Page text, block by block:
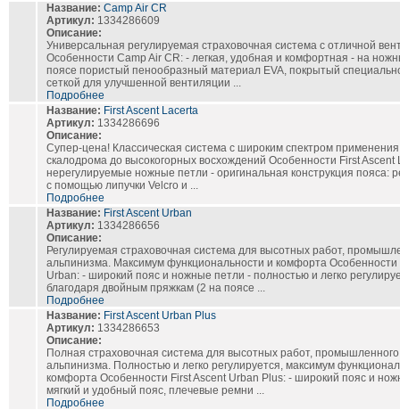
Название: Camp Air CR
Артикул: 1334286609
Описание:
Универсальная регулируемая страховочная система с отличной
Особенности Camp Air CR: - легкая, удобная и комфортная - на
поясе пористый пенообразный материал EVA, покрытый
сеткой для улучшенной вентиляции ...
Подробнее
Название: First Ascent Lacerta
Артикул: 1334286696
Описание:
Супер-цена! Классическая система с широким спектром
скалодрома до высокогорных восхождений Особенности First Ascent
нерегулируемые ножные петли - оригинальная конструкция пояса:
с помощью липучки Velcro и ...
Подробнее
Название: First Ascent Urban
Артикул: 1334286656
Описание:
Регулируемая страховочная система для высотных работ,
альпинизма. Максимум функциональности и комфорта Особенности
Urban: - широкий пояс и ножные петли - полностью и легко
благодаря двойным пряжкам (2 на поясе ...
Подробнее
Название: First Ascent Urban Plus
Артикул: 1334286653
Описание:
Полная страховочная система для высотных работ, промышленного
альпинизма. Полностью и легко регулируется, максимум
комфорта Особенности First Ascent Urban Plus: - широкий пояс и
мягкий и удобный пояс, плечевые ремни ...
Подробнее